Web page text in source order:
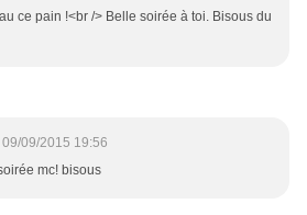
ce pain !<br /> Belle soirée à toi. Bisous du
09/09/2015 19:56
mc! bisous